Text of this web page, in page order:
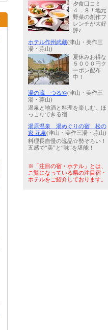
夕食口コミ
４．８！地元
野菜の創作フ
レンチが大好
評♪
ホテル作州武蔵(津山・美作三
湯・蒜山)
夏休みお得な
５０００円ク
ーポン配布
中！
湯の蔵 つるや(津山・美作三
湯・蒜山)
温泉と地酒と料理を楽しむ、ほ
っこりできる宿
湯原温泉 湯めぐりの宿 松の
家 花泉(津山・美作三湯・蒜山)
料理長自慢の逸品☆勢ぞろい！
五感で“美”と“味”を堪能！
※「注目の宿・ホテル」とは、
ご覧になっている県の注目宿・
ホテルをご紹介しております。